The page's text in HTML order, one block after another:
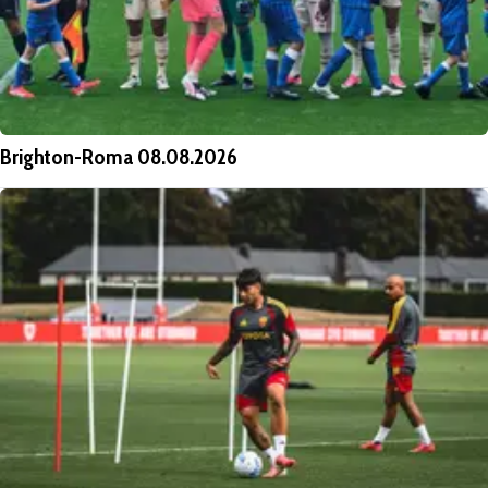
Brighton-Roma 08.08.2026